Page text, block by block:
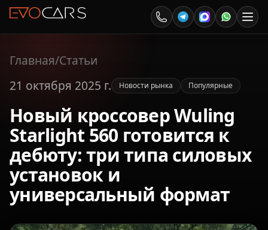
Главная/Статьи
21 октября 2025 г.
Новости рынка Популярные
Новый кроссовер Wuling
Starlight 560 готовится к
дебюту: три типа силовых
установок и
универсальный формат